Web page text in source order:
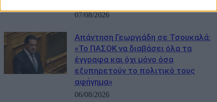
07/08/2026
Απάντηση Γεωργιάδη σε Τσουκαλά:
«Το ΠΑΣΟΚ να διαβάσει όλα τα
έγγραφα και όχι μόνο όσα
εξυπηρετούν το πολιτικό τους
αφήγημα»
06/08/2026